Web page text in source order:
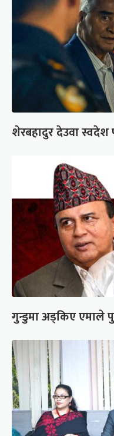
शेरबहादुर देउवा स्वदेश
गुन्डुमा अड्किए एमाले